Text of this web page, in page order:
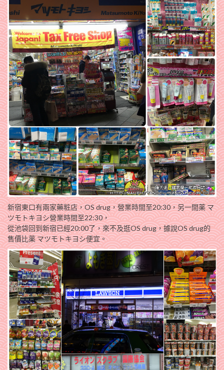
新宿東口有兩家藥粧店，OS drug，營業時間至20:30，另一間薬 マ
ツモトキヨシ營業時間至22:30，
從池袋回到新宿已經20:00了，來不及逛OS drug，據說OS drug的
售價比薬 マツモトキヨシ便宜。